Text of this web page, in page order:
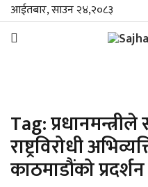
आईतबार, साउन २४,२०८३
विशेष
स्थानीय
Tag:
राष्ट्रविरोधी
काठमाडौंको